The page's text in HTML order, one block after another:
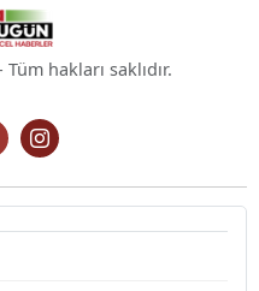
hakları saklıdır.